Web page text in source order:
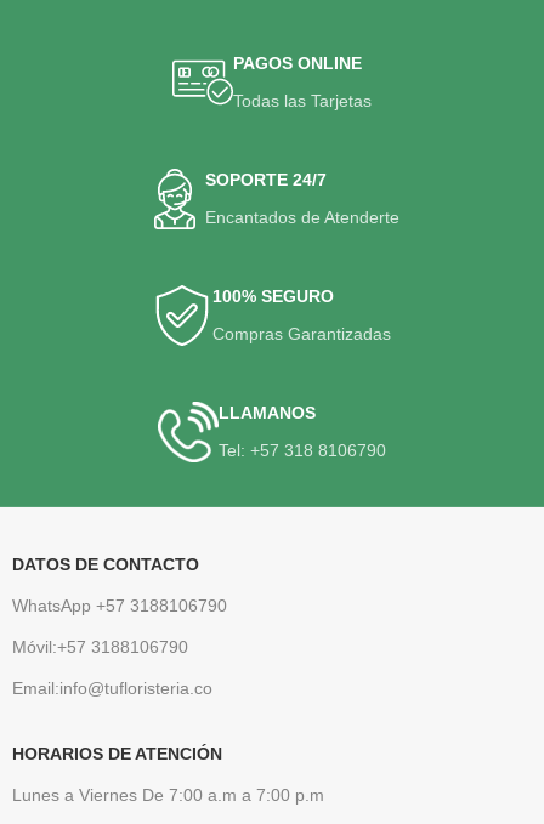
PAGOS ONLINE
Todas las Tarjetas
SOPORTE 24/7
Encantados de Atenderte
100% SEGURO
Compras Garantizadas
LLAMANOS
Tel: +57 318 8106790
DATOS DE CONTACTO
WhatsApp +57 3188106790
Móvil:+57 3188106790
Email:info@tufloristeria.co
HORARIOS DE ATENCIÓN
Lunes a Viernes De 7:00 a.m a 7:00 p.m